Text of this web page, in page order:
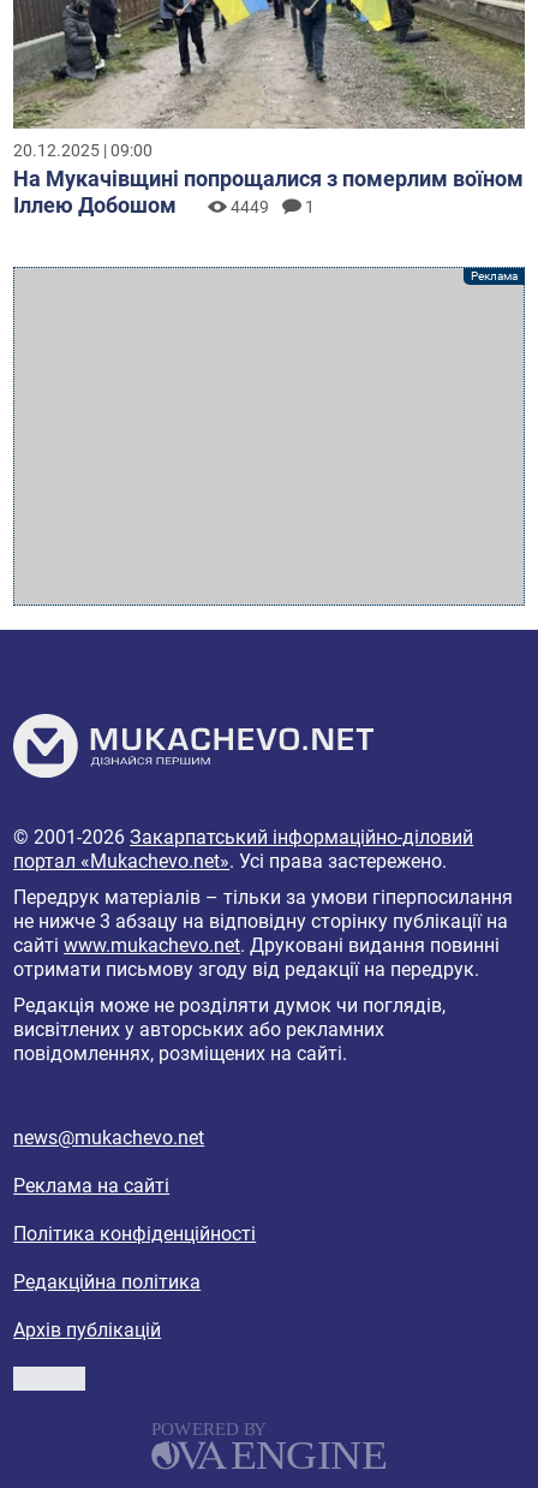
20.12.2025 | 09:00
На Мукачівщині попрощалися з померлим воїном
Іллею Добошом
4449 1
© 2001-2026Закарпатський інформаційно-діловий
портал «Mukachevo.net». Усі права застережено.
Передрук матеріалів – тільки за умови гіперпосилання
не нижче 3 абзацу на відповідну сторінку публікації на
сайтіwww.mukachevo.net. Друковані видання повинні
отримати письмову згоду від редакції на передрук.
Редакція може не розділяти думок чи поглядів,
висвітлених у авторських або рекламних
повідомленнях, розміщених на сайті.
news@mukachevo.net
Реклама на сайті
Політика конфіденційності
Редакційна політика
Архів публікацій